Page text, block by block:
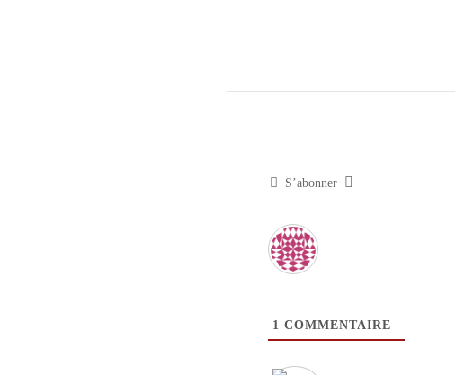
S’abonner
1 COMMENTAIRE